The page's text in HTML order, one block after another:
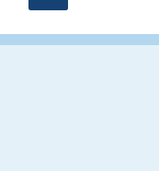
g
g
l